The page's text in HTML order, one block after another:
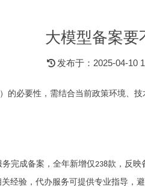
大模型备案要
发布于：2025-04-10
的必要性，需结合当前政策环境、
务完成备案，全年新增仅238款，反映
经验，代办服务可提供专业指导，